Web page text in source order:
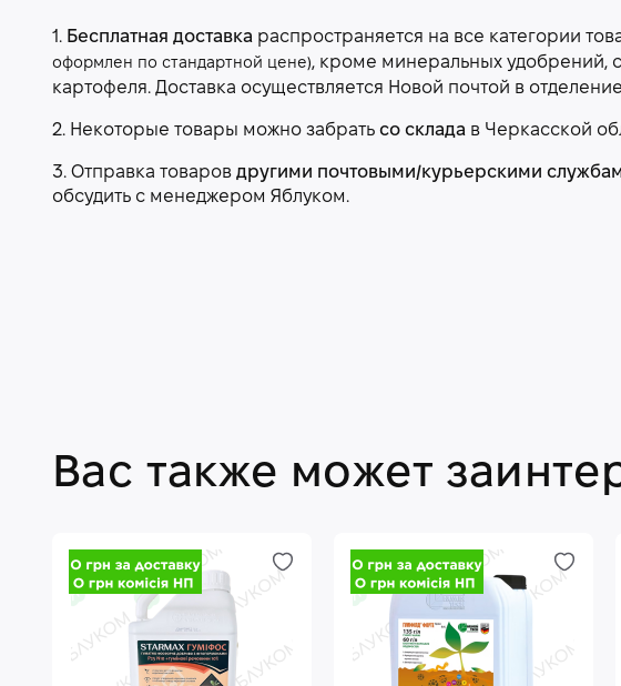
1. Бесплатная доставка распространяется на все категории
оформлен по стандартной цене), кроме минеральных удобрений,
картофеля. Доставка осуществляется Новой почтой в
2. Некоторые товары можно забрать со склада в Черкасской
3. Отправка товаров другими почтовыми/курьерскими
обсудить с менеджером Яблуком.
Вас также может